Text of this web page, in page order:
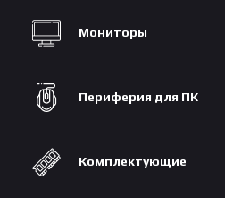
Мониторы
Периферия для ПК
Комплектующие